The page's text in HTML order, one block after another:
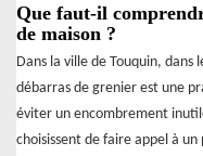
Que faut-il
de maison ?
Dans la ville de Touquin, dans
débarras de grenier est une
éviter un encombrement
choisissent de faire appel à